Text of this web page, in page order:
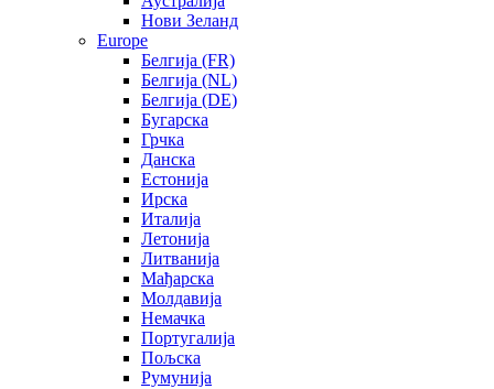
Нови Зеланд
Europe
Белгија (FR)
Белгија (NL)
Белгија (DE)
Бугарска
Грчка
Данска
Естонија
Ирска
Италија
Летонија
Литванија
Мађарска
Молдавија
Немачка
Португалија
Пољска
Румунија